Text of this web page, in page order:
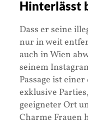
Hinterlässt
Dass er seine
nur in weit
auch in Wien
seinem
Passage ist
exklusive
geeigneter Ort
Charme Frauen